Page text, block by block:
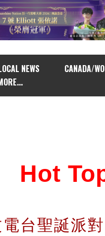
NEWS
CANADA/
Hot
台聖誕派